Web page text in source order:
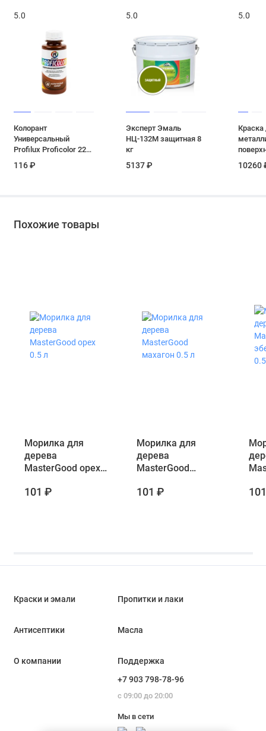
5.0
Колорант
Универсальный
Profilux Proficolor 22
116 ₽
5.0
Эксперт Эмаль
НЦ-132М защитная 8
кг
5137 ₽
5.0
Краска
10260
Похожие товары
Морилка для
дерева
MasterGood орех
101 ₽
Морилка для
дерева
MasterGood
101 ₽
0.5
Краски и эмали Пропитки и лаки
Антисептики Масла
О компании
Поддержка
+7 903 798-78-96
с 09:00 до 20:00
Мы в сети